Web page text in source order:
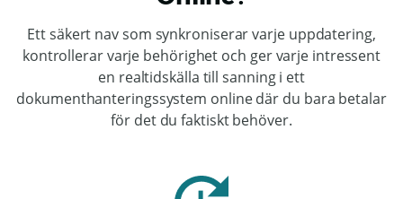
Ett säkert nav som synkroniserar varje uppdatering,
kontrollerar varje behörighet och ger varje intressent
en realtidskälla till sanning i ett
dokumenthanteringssystem online där du bara betalar
för det du faktiskt behöver.